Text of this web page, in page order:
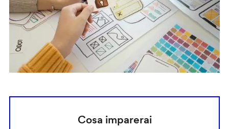
Cosa imparerai